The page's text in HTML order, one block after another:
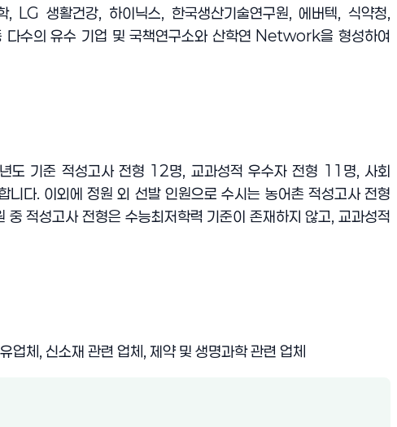
, LG생활건강, 하이닉스, 한국생산기술연구원,에버텍, 식약청,
다수의 유수 기업 및 국책연구소와 산학연 Network을 형성하여
년도 기준 적성고사 전형 12명, 교과성적 우수자 전형 11 명, 사회
니다. 이외에 정원 외 선발 인원으로 수시는 농어촌 적성고사 전형
중 적성고사 전형은 수능최저학력 기준이 존재하지 않고,교과성적
업체 , 신소재 관련 업체 , 제약 및 생명과학 관련 업체